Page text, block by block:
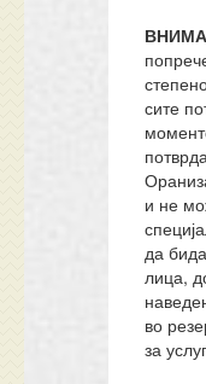
сите
и не
да
лица,
во
за